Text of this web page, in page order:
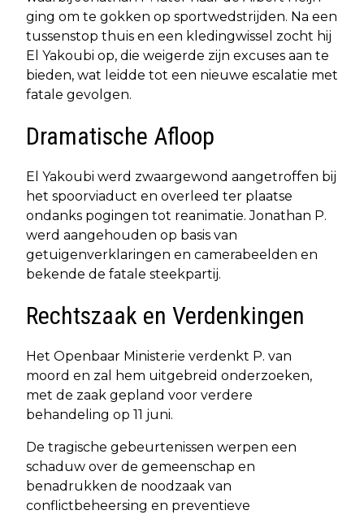
ging om te gokken op sportwedstrijden. Na een
tussenstop thuis en een kledingwissel zocht hij
El Yakoubi op, die weigerde zijn excuses aan te
bieden, wat leidde tot een nieuwe escalatie met
fatale gevolgen.
Dramatische Afloop
El Yakoubi werd zwaargewond aangetroffen bij
het spoorviaduct en overleed ter plaatse
ondanks pogingen tot reanimatie. Jonathan P.
werd aangehouden op basis van
getuigenverklaringen en camerabeelden en
bekende de fatale steekpartij.
Rechtszaak en Verdenkingen
Het Openbaar Ministerie verdenkt P. van
moord en zal hem uitgebreid onderzoeken,
met de zaak gepland voor verdere
behandeling op 11 juni.
De tragische gebeurtenissen werpen een
schaduw over de gemeenschap en
benadrukken de noodzaak van
conflictbeheersing en preventieve